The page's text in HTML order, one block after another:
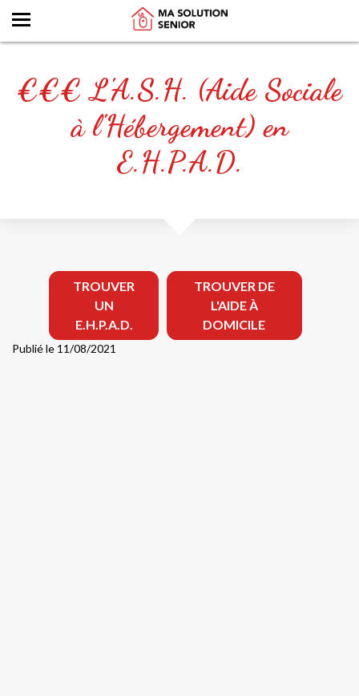
€€€ L'A.S.H. (Aide Sociale
à l'Hébergement) en
E.H.P.A.D.
TROUVER
UN
E.H.P.A.D.
TROUVER DE
L'AIDE À
DOMICILE
Publié le 11/08/2021